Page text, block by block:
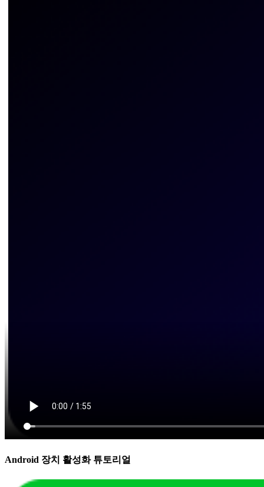
Android 장치 활성화 튜토리얼